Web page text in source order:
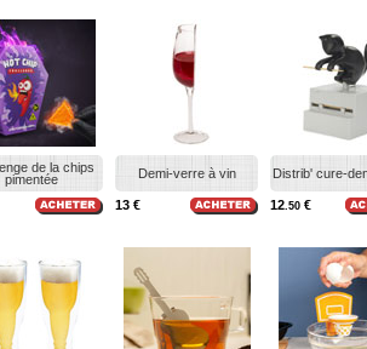
de la chips
pimentée
Demi-verre à vin
13 €
Distrib' cure-
12 .50 €